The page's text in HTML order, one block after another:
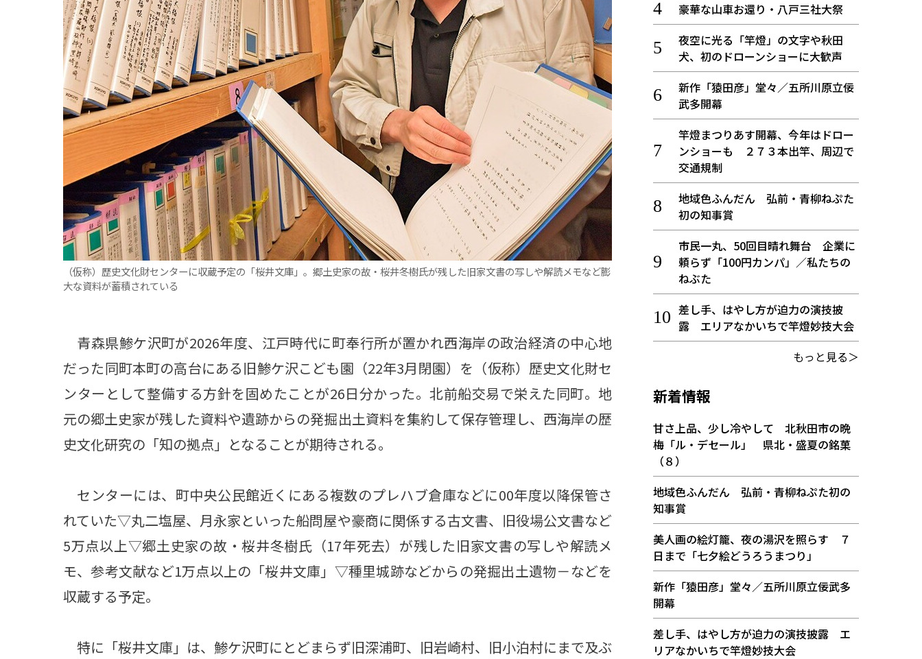
（仮称）歴史文化財センターに収蔵予定の「桜井文庫」。郷土史家の故・桜井冬樹氏が残した旧家文書の写しや解読メモなど膨
大な資料が蓄積されている
青森県鯵ケ沢町が2026年度、江戸時代に町奉行所が置かれ西海岸の政治経済の中心地
だった同町本町の高台にある旧鯵ケ沢こども園（22年3月閉園）を（仮称）歴史文化財セ
ンターとして整備する方針を固めたことが26日分かった。北前船交易で栄えた同町。地
元の郷土史家が残した資料や遺跡からの発掘出土資料を集約して保存管理し、西海岸の歴
史文化研究の「知の拠点」となることが期待される。
センターには、町中央公民館近くにある複数のプレハブ倉庫などに00年度以降保管さ
れていた▽丸二塩屋、月永家といった船問屋や豪商に関係する古文書、旧役場公文書など
5万点以上▽郷土史家の故・桜井冬樹氏（17年死去）が残した旧家文書の写しや解読メ
モ、参考文献など1万点以上の「桜井文庫」▽種里城跡などからの発掘出土遺物－などを
収蔵する予定。
特に「桜井文庫」は、鯵ケ沢町にとどまらず旧深浦町、旧岩崎村、旧小泊村にまで及ぶ
豪華な山車お還り・八戸三社大祭
夜空に光る「竿燈」の文字や秋田
犬、初のドローンショーに大歓声
新作「猿田彦」堂々／五所川原立佞
武多開幕
竿燈まつりあす開幕、今年はドロー
ンショーも ２７３本出竿、周辺で
交通規制
地域色ふんだん 弘前・青柳ねぷた
初の知事賞
市民一丸、50回目晴れ舞台 企業に
頼らず「100円カンパ」／私たちの
ねぶた
差し手、はやし方が迫力の演技披
露 エリアなかいちで竿燈妙技大会
もっと見る＞
新着情報
甘さ上品、少し冷やして 北秋田市の晩
梅「ル・デセール」 県北・盛夏の銘菓
（８）
地域色ふんだん 弘前・青柳ねぷた初の
知事賞
美人画の絵灯籠、夜の湯沢を照らす ７
日まで「七夕絵どうろうまつり」
新作「猿田彦」堂々／五所川原立佞武多
開幕
差し手、はやし方が迫力の演技披露 エ
リアなかいちで竿燈妙技大会
まつり・イベント
おみやげ・特産
道の駅・産直
アウトドア・レジャー
ご当地グルメ